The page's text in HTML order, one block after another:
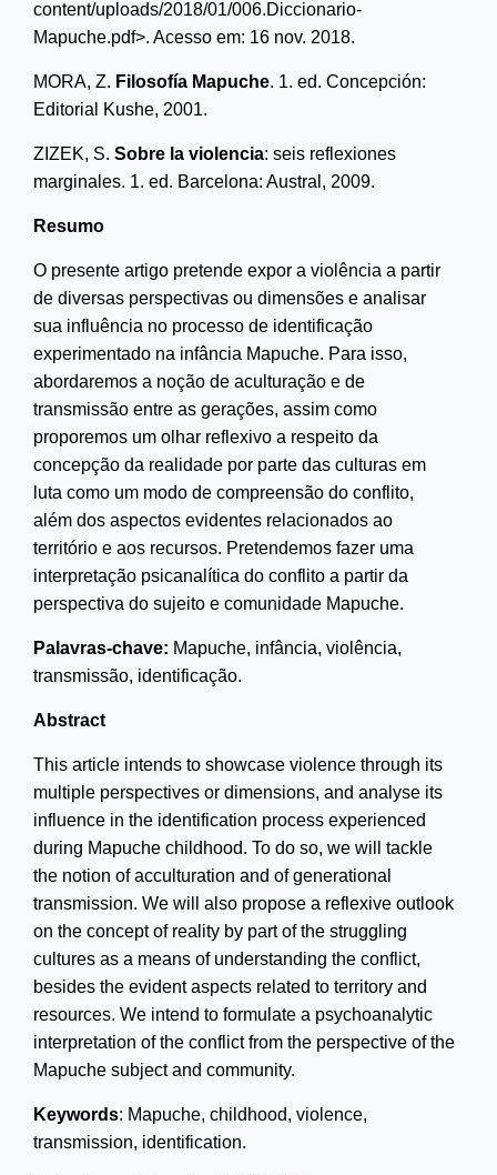
content/uploads/2018/01/006.Diccionario-
Mapuche.pdf>. Acesso em: 16 nov. 2018.
MORA, Z. Filosofía Mapuche. 1. ed. Concepción:
Editorial Kushe, 2001.
Z IZEK, S. Sobre la violencia: seis reflexiones
marginales. 1. ed. Barcelona: Austral, 2009.
Resumo
O presente artigo pretende expor a violência a partir
de diversas perspectivas ou dimensões e analisar
sua influência no processo de identificação
experimentado na infância Mapuche. Para isso,
abordaremos a noção de aculturação e de
transmissão entre as gerações, assim como
proporemos um olhar reflexivo a respeito da
concepção da realidade por parte das culturas em
luta como um modo de compreensão do conflito,
além dos aspectos evidentes relacionados ao
território e aos recursos. Pretendemos fazer uma
interpretação psicanalítica do conflito a partir da
perspectiva do sujeito e comunidade Mapuche.
Palavras-chave: Mapuche, infância, violência,
transmissão, identificação.
Abstract
This article intends to showcase violence through its
multiple perspectives or dimensions, and analyse its
influence in the identification process experienced
during Mapuche childhood. To do so, we will tackle
the notion of acculturation and of generational
transmission. We will also propose a reflexive outlook
on the concept of reality by part of the struggling
cultures as a means of understanding the conflict,
besides the evident aspects related to territory and
resources. We intend to formulate a psychoanalytic
interpretation of the conflict from the perspective of the
Mapuche subject and community.
Keywords: Mapuche, childhood, violence,
transmission, identification.